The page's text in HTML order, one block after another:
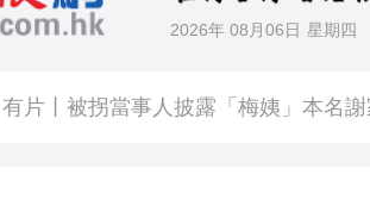
2026年 08月06日 星期四
有片丨被拐當事人披露「梅姨」本名